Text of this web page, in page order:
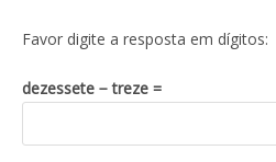
Favor digite a resposta em dígitos:
dezessete − treze =